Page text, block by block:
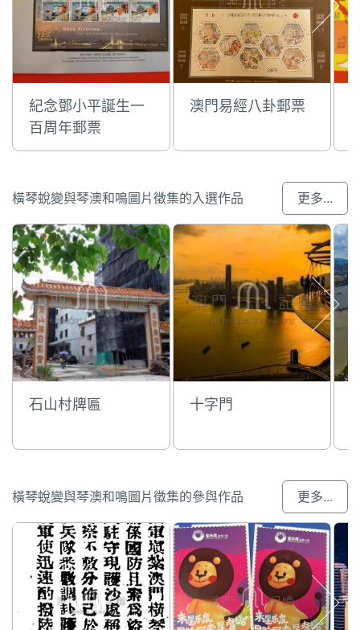
紀念鄧小平誕生一
百周年郵票
澳門易經八卦郵票
橫琴蛻變與琴澳和鳴圖片徵集的入選作品 更多...
石山村牌匾 十字門
橫琴蛻變與琴澳和鳴圖片徵集的參與作品 更多...